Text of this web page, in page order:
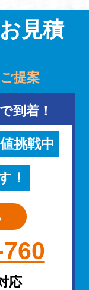
見積
提案
で到着！
挑戦中
！
応